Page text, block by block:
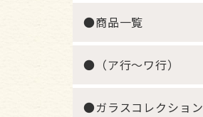
●商品一覧
●（ア行～ワ行）
●ガラスコレクション